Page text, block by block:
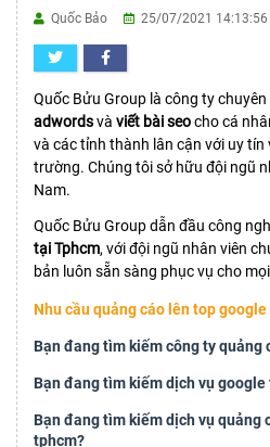
Quốc Bảo 25/07/2021 14:13:56
Quốc Bửu Group là công ty chuyên
adwordsvà viết bài seocho cá
và các tỉnh thành lân cận với uy
trường. Chúng tôi sở hữu đội ngũ
Nam.
Quốc Bửu Group dẫn đầu công
tại Tphcm, với đội ngũ nhân viên
bản luôn sẵn sàng phục vụ cho
Nhu cầu quảng cáo lên top
Bạn đang tìm kiếm công ty quảng
Bạn đang tìm kiếm dịch vụ
Bạn đang tìm kiếm dịch vụ quảng
tphcm?